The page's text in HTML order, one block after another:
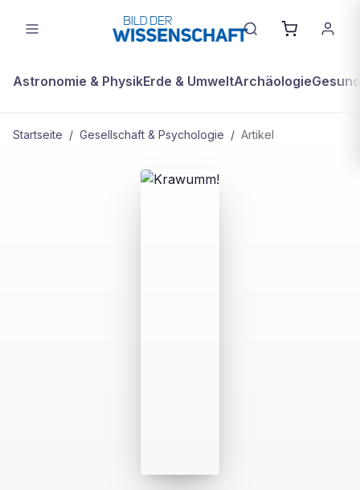
Astronomie & PhysikErde & UmweltArchäologie
Startseite / Gesellschaft & Psychologie / Artikel